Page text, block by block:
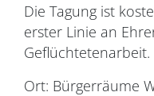
Die Tagung ist
erster Linie an
Geflüchtetenarbeit.
Ort: Bürgerräume